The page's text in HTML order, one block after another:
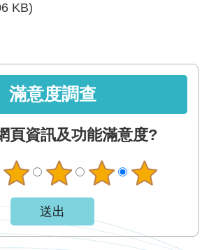
KB)
滿意度調查
頁資訊及功能滿意度?